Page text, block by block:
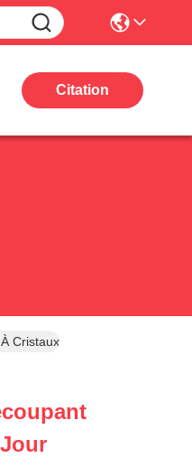
Citation
Cristaux Liquides De Carte